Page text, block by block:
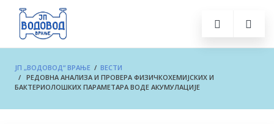
ЈП „ВОДОВОД“ ВРАЊЕ / ВЕСТИ
/ РЕДОВНА АНАЛИЗА И ПРОВЕРА ФИЗИЧКОХЕМИЈСКИХ И
БАКТЕРИОЛОШКИХ ПАРАМЕТАРА ВОДЕ АКУМУЛАЦИЈЕ